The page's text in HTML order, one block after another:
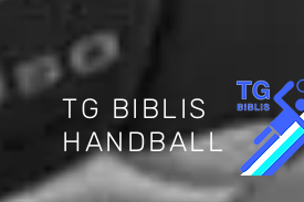
trifft auf die Schweiz
TG BIBLIS
HANDBALL